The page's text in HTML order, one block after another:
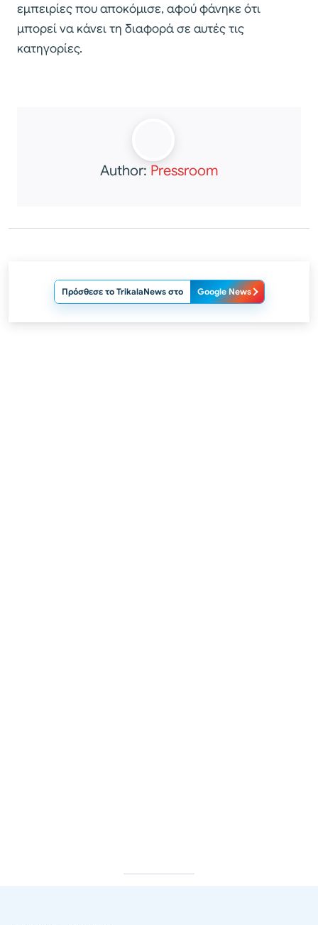
εμπειρίες που αποκόμισε, αφού φάνηκε ότι
μπορεί να κάνει τη διαφορά σε αυτές τις
κατηγορίες.
Author: Pressroom
Πρόσθεσε το TrikalaNews στο Google News